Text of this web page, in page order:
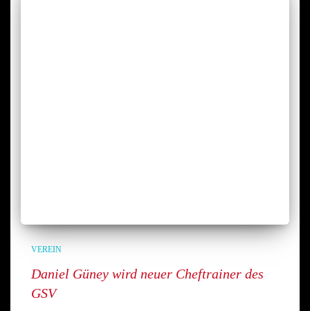
VEREIN
Daniel Güney wird neuer Cheftrainer des
GSV